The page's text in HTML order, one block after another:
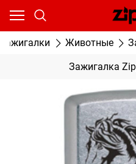
Животные
Зажигалка
Ваш город - Москва,
От выбранного города зависят